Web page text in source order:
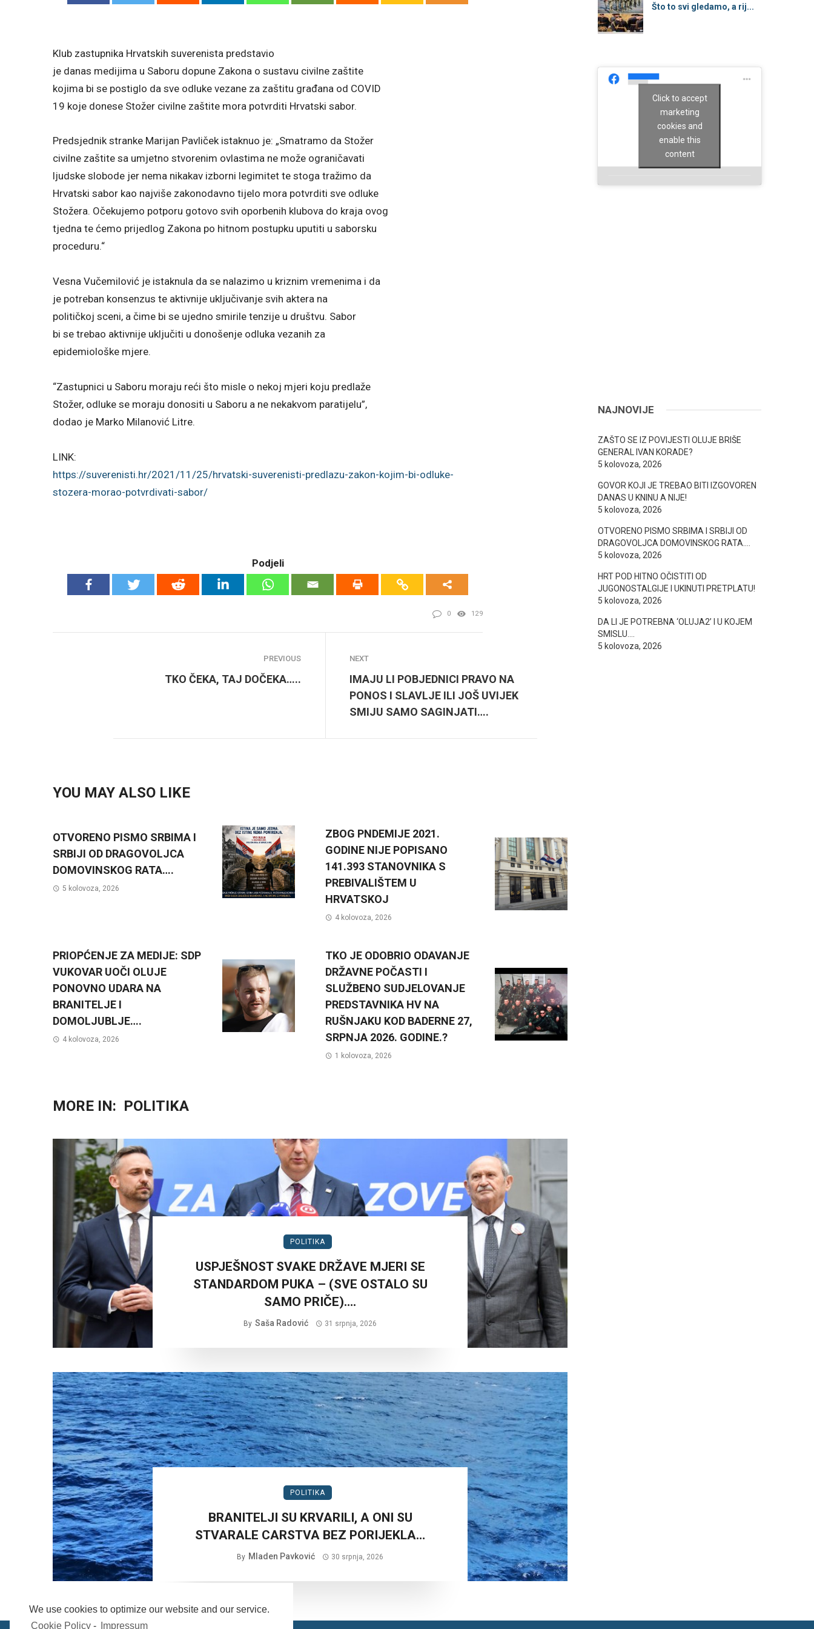
We use cookies to optimize our website and our service.
Cookie Policy - Impressum
Klub zastupnika Hrvatskih suverenista predstavio
je danas medijima u Saboru dopune Zakona o sustavu civilne zaštite
kojima bi se postiglo da sve odluke vezane za zaštitu građana od COVID
19 koje donese Stožer civilne zaštite mora potvrditi Hrvatski sabor.
Predsjednik stranke Marijan Pavliček istaknuo je: „Smatramo da Stožer
civilne zaštite sa umjetno stvorenim ovlastima ne može ograničavati
ljudske slobode jer nema nikakav izborni legimitet te stoga tražimo da
Hrvatski sabor kao najviše zakonodavno tijelo mora potvrditi sve odluke
Stožera. Očekujemo potporu gotovo svih oporbenih klubova do kraja ovog
tjedna te ćemo prijedlog Zakona po hitnom postupku uputiti u saborsku
proceduru.“
Vesna Vučemilović je istaknula da se nalazimo u kriznim vremenima i da
je potreban konsenzus te aktivnije uključivanje svih aktera na
političkoj sceni, a čime bi se ujedno smirile tenzije u društvu. Sabor
bi se trebao aktivnije uključiti u donošenje odluka vezanih za
epidemiološke mjere.
“Zastupnici u Saboru moraju reći što misle o nekoj mjeri koju predlaže
Stožer, odluke se moraju donositi u Saboru a ne nekakvom paratijelu”,
dodao je Marko Milanović Litre.
LINK:
https://suverenisti.hr/2021/11/25/hrvatski-suverenisti-predlazu-zakon-kojim-bi-odluke-
stozera-morao-potvrdivati-sabor/
Podjeli
0 129
PREVIOUS
TKO ČEKA, TAJ DOČEKA…..
NEXT
IMAJU LI POBJEDNICI PRAVO NA
PONOS I SLAVLJE ILI JOŠ UVIJEK
SMIJU SAMO SAGINJATI….
YOU MAY ALSO LIKE
OTVORENO PISMO SRBIMA I
SRBIJI OD DRAGOVOLJCA
DOMOVINSKOG RATA….
5 kolovoza, 2026
ZBOG PNDEMIJE 2021.
GODINE NIJE POPISANO
141.393 STANOVNIKA S
PREBIVALIŠTEM U
HRVATSKOJ
4 kolovoza, 2026
PRIOPĆENJE ZA MEDIJE: SDP
VUKOVAR UOČI OLUJE
PONOVNO UDARA NA
BRANITELJE I
DOMOLJUBLJE….
4 kolovoza, 2026
TKO JE ODOBRIO ODAVANJE
DRŽAVNE POČASTI I
SLUŽBENO SUDJELOVANJE
PREDSTAVNIKA HV NA
RUŠNJAKU KOD BADERNE 27,
SRPNJA 2026. GODINE.?
1 kolovoza, 2026
MORE IN: POLITIKA
POLITIKA
USPJEŠNOST SVAKE DRŽAVE MJERI SE
STANDARDOM PUKA – (SVE OSTALO SU
SAMO PRIČE)….
By Saša Radović 31 srpnja, 2026
POLITIKA
BRANITELJI SU KRVARILI, A ONI SU
STVARALE CARSTVA BEZ PORIJEKLA…
By Mladen Pavković 30 srpnja, 2026
Što to svi gledamo, a rij...
Click to accept
marketing
cookies and
enable this
content
NAJNOVIJE
ZAŠTO SE IZ POVIJESTI OLUJE BRIŠE
GENERAL IVAN KORADE?
5 kolovoza, 2026
GOVOR KOJI JE TREBAO BITI IZGOVOREN
DANAS U KNINU A NIJE!
5 kolovoza, 2026
OTVORENO PISMO SRBIMA I SRBIJI OD
DRAGOVOLJCA DOMOVINSKOG RATA….
5 kolovoza, 2026
HRT POD HITNO OČISTITI OD
JUGONOSTALGIJE I UKINUTI PRETPLATU!
5 kolovoza, 2026
DA LI JE POTREBNA ‘OLUJA2’ I U KOJEM
SMISLU….
5 kolovoza, 2026